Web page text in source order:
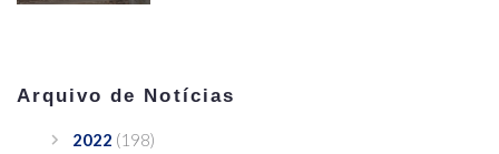
Arquivo de Notícias
2022 (198)